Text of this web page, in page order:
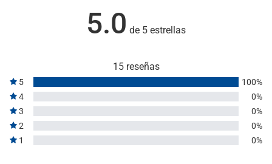
5.0 de 5 estrellas
15 reseñas
5
100%
4
0%
3
0%
2
0%
1
0%